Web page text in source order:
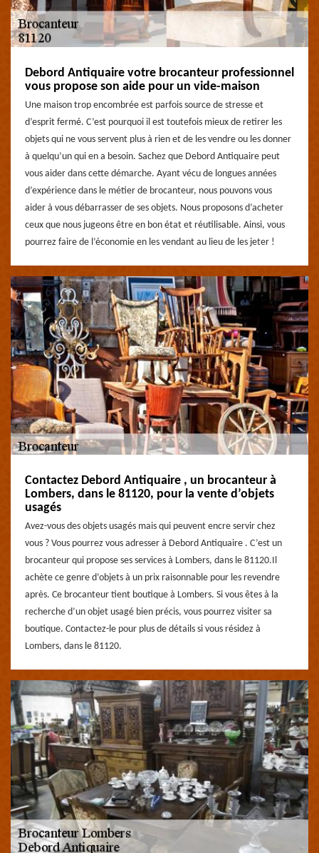
Debord Antiquaire votre brocanteur professionnel
vous propose son aide pour un vide-maison
Une maison trop encombrée est parfois source de stresse et
d’esprit fermé. C’est pourquoi il est toutefois mieux de retirer les
objets qui ne vous servent plus à rien et de les vendre ou les donner
à quelqu’un qui en a besoin. Sachez que Debord Antiquaire peut
vous aider dans cette démarche. Ayant vécu de longues années
d’expérience dans le métier de brocanteur, nous pouvons vous
aider à vous débarrasser de ses objets. Nous proposons d’acheter
ceux que nous jugeons être en bon état et réutilisable. Ainsi, vous
pourrez faire de l’économie en les vendant au lieu de les jeter !
Contactez Debord Antiquaire , un brocanteur à
Lombers, dans le 81120, pour la vente d’objets
usagés
Avez-vous des objets usagés mais qui peuvent encre servir chez
vous ? Vous pourrez vous adresser à Debord Antiquaire . C’est un
brocanteur qui propose ses services à Lombers, dans le 81120.Il
achète ce genre d’objets à un prix raisonnable pour les revendre
après. Ce brocanteur tient boutique à Lombers. Si vous êtes à la
recherche d’un objet usagé bien précis, vous pourrez visiter sa
boutique. Contactez-le pour plus de détails si vous résidez à
Lombers, dans le 81120.